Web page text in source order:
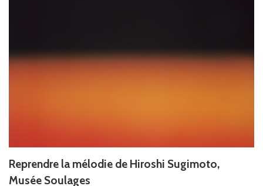
Reprendre la mélodie de Hiroshi Sugimoto,
Musée Soulages